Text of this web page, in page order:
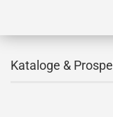
Kataloge &